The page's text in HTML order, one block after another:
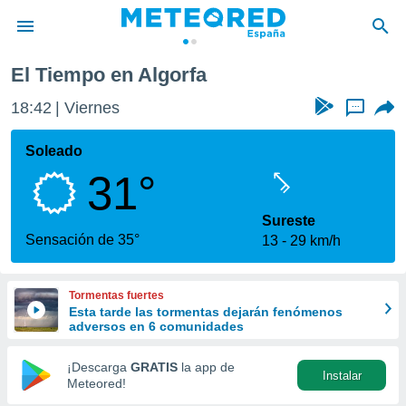
de
por
que se
calidad.
a este
las
y
forma
digital
basada
El Tiempo en Algorfa
18:42 Viernes ...
Soleado
31°
Sensación de 35°
Sureste
13
29 km/h
Tormentas fuertes
Esta tarde las tormentas dejarán fenómenos
adversos en 6 comunidades
¡Descarga GRATIS la app de
Meteored!
Instalar